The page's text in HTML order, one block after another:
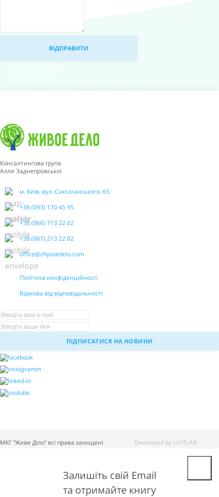
Консалтингова група
Алли Заднепровської
м. Київ, вул. Саксаганського, 65
+38 (093) 170 45 95
+38 (066) 713 22 02
+38 (067) 213 22 02
office@zhyvoedelo.com
Політика конфіденційності
Відмова від відповідальності
МКГ “Живе Діло” всі права захищені Developed by UAITLAB
Залишіть свій Email
та отримайте книгу